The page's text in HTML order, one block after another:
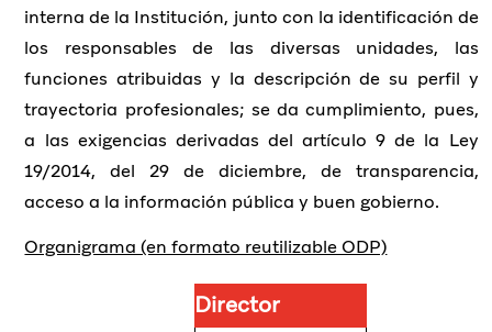
interna de la Institución, junto con la identificación de
los responsables de las diversas unidades, las
funciones atribuidas y la descripción de su perfil y
trayectoria profesionales; se da cumplimiento, pues,
a las exigencias derivadas del artículo 9 de la Ley
19/2014, del 29 de diciembre, de transparencia,
acceso a la información pública y buen gobierno.
Organigrama (en formato reutilizable ODP)
Director